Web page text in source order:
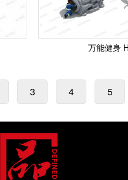
万能健身
3 4 5